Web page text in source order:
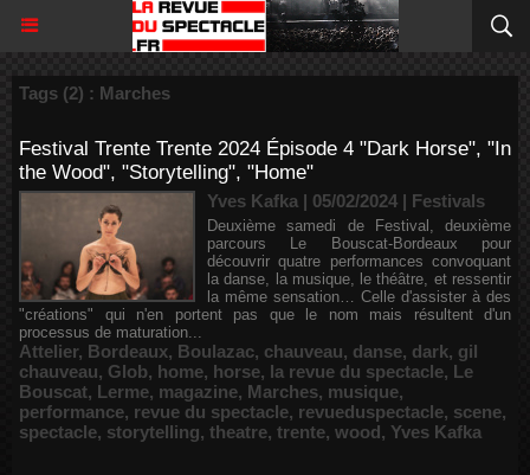
Tags (2) : Marches
Festival Trente Trente 2024 Épisode 4 "Dark Horse", "In
the Wood", "Storytelling", "Home"
Yves Kafka | 05/02/2024 | Festivals
Deuxième samedi de Festival, deuxième
parcours Le Bouscat-Bordeaux pour
découvrir quatre performances convoquant
la danse, la musique, le théâtre, et ressentir
la même sensation… Celle d'assister à des
"créations" qui n'en portent pas que le nom mais résultent d'un
processus de maturation...
Attelier, Bordeaux, Boulazac, chauveau, danse, dark, gil
chauveau, Glob, home, horse, la revue du spectacle, Le
Bouscat, Lerme, magazine, Marches, musique,
performance, revue du spectacle, revueduspectacle, scene,
spectacle, storytelling, theatre, trente, wood, Yves Kafka